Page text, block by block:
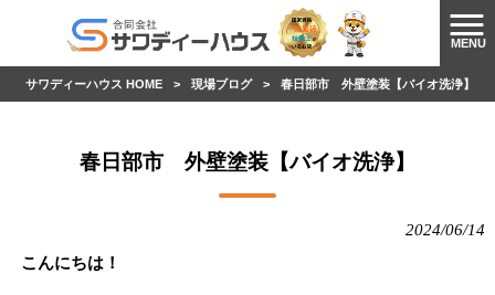
MENU
サワディーハウス HOME > 現場ブログ > 春日部市 外壁塗装【バイオ洗浄】
春日部市 外壁塗装【バイオ洗浄】
2024/06/14
こんにちは！